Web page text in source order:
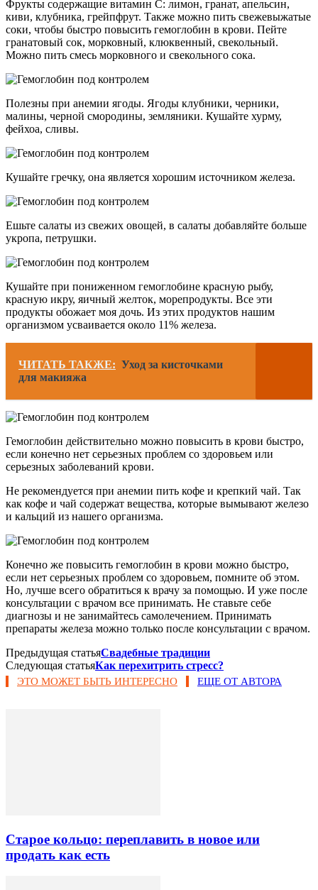
Фрукты содержащие витамин С: лимон, гранат, апельсин,
киви, клубника, грейпфрут. Также можно пить свежевыжатые
соки, чтобы быстро повысить гемоглобин в крови. Пейте
гранатовый сок, морковный, клюквенный, свекольный.
Можно пить смесь морковного и свекольного сока.
Полезны при анемии ягоды. Ягоды клубники, черники,
малины, черной смородины, земляники. Кушайте хурму,
фейхоа, сливы.
Кушайте гречку, она является хорошим источником железа.
Ешьте салаты из свежих овощей, в салаты добавляйте больше
укропа, петрушки.
Кушайте при пониженном гемоглобине красную рыбу,
красную икру, яичный желток, морепродукты. Все эти
продукты обожает моя дочь. Из этих продуктов нашим
организмом усваивается около 11% железа.
ЧИТАТЬ ТАКЖЕ: Уход за кисточками
для макияжа
Гемоглобин действительно можно повысить в крови быстро,
если конечно нет серьезных проблем со здоровьем или
серьезных заболеваний крови.
Не рекомендуется при анемии пить кофе и крепкий чай. Так
как кофе и чай содержат вещества, которые вымывают железо
и кальций из нашего организма.
Конечно же повысить гемоглобин в крови можно быстро,
если нет серьезных проблем со здоровьем, помните об этом.
Но, лучше всего обратиться к врачу за помощью. И уже после
консультации с врачом все принимать. Не ставьте себе
диагнозы и не занимайтесь самолечением. Принимать
препараты железа можно только после консультации с врачом.
Предыдущая статьяСвадебные традиции
Следующая статьяКак перехитрить стресс?
ЭТО МОЖЕТ БЫТЬ ИНТЕРЕСНО ЕЩЕ ОТ АВТОРА
Старое кольцо: переплавить в новое или
продать как есть